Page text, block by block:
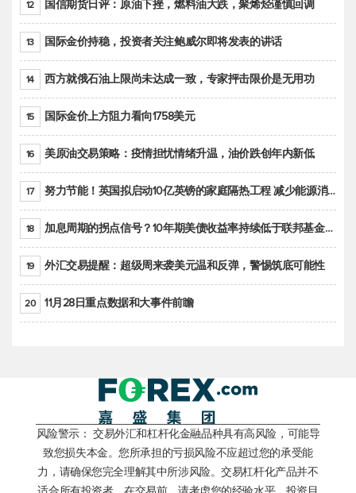
12 国信期货日评：原油下挫，燃料油大跌，聚烯烃谨慎回调
13 国际金价持稳，投资者关注鲍威尔即将发表的讲话
14 西方就俄石油上限尚未达成一致，专家抨击限价是无用功
15 国际金价上方阻力看向1758美元
16 美原油交易策略：疫情担忧情绪升温，油价跌创年内新低
17 努力节能！英国拟启动10亿英镑的家庭隔热工程 减少能源消耗
18 加息周期的拐点信号？10年期美债收益率持续低于联邦基金利率目标区间
19 外汇交易提醒：超级周来袭美元温和反弹，警惕筑底可能性
20 11月28日重点数据和大事件前瞻
风险警示： 交易外汇和杠杆化金融品种具有高风险，可能导
致您损失本金。您所承担的亏损风险不应超过您的承受能
力，请确保您完全理解其中所涉风险。交易杠杆化产品并不